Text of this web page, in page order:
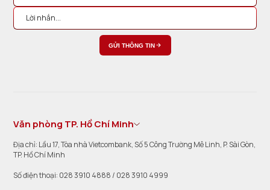
GỬI THÔNG TIN
Văn phòng TP. Hồ Chí Minh
Địa chỉ: Lầu 17, Tòa nhà Vietcombank, Số 5 Công Trường Mê Linh, P. Sài Gòn,
TP. Hồ Chí Minh
Số điện thoại: 028 3910 4888 / 028 3910 4999